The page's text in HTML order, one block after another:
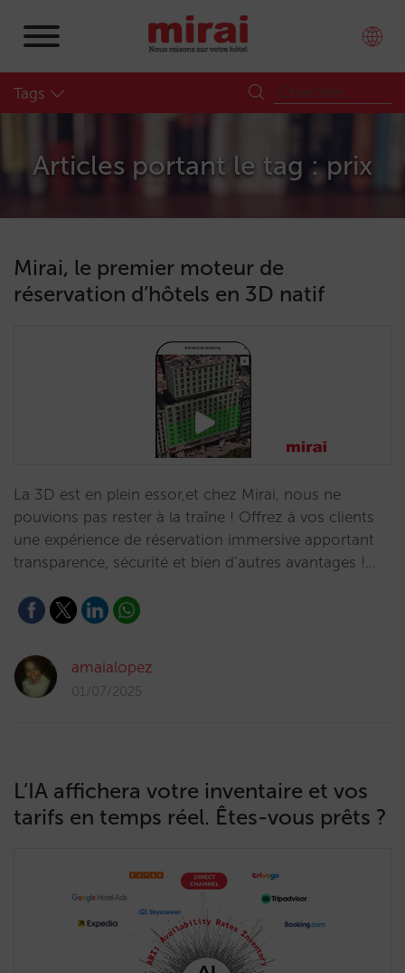
Tags
Articles portant le tag : prix
Mirai, le premier moteur de
réservation d’hôtels en 3D natif
La 3D est en plein essor,et chez Mirai, nous ne
pouvions pas rester à la traîne ! Offrez à vos clients
une expérience de réservation immersive apportant
transparence, sécurité et bien d’autres avantages !…
amaialopez
01/07/2025
L’IA affichera votre inventaire et vos
tarifs en temps réel. Êtes-vous prêts ?